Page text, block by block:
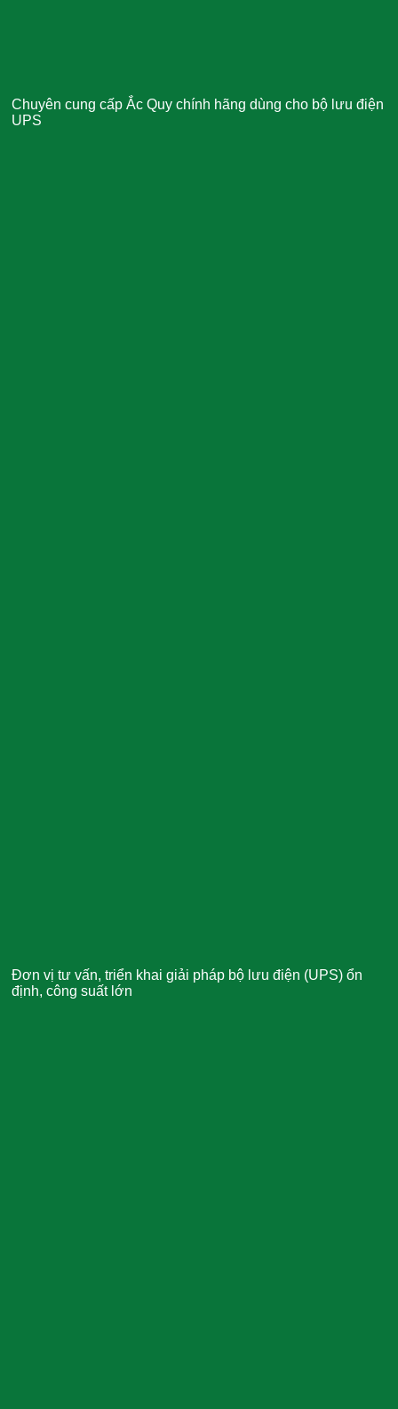
Chuyên cung cấp Ắc Quy chính hãng dùng cho bộ lưu điện
UPS
Đơn vị tư vấn, triển khai giải pháp bộ lưu điện (UPS) ổn
định, công suất lớn